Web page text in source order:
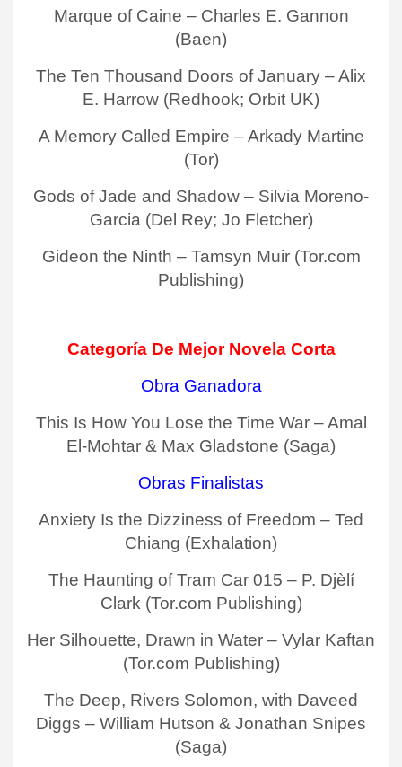
Marque of Caine – Charles E. Gannon
(Baen)
The Ten Thousand Doors of January – Alix
E. Harrow (Redhook; Orbit UK)
A Memory Called Empire – Arkady Martine
(Tor)
Gods of Jade and Shadow – Silvia Moreno-
Garcia (Del Rey; Jo Fletcher)
Gideon the Ninth – Tamsyn Muir (Tor.com
Publishing)
Categoría De Mejor Novela Corta
Obra Ganadora
This Is How You Lose the Time War – Amal
El-Mohtar & Max Gladstone (Saga)
Obras Finalistas
Anxiety Is the Dizziness of Freedom – Ted
Chiang (Exhalation)
The Haunting of Tram Car 015 – P. Djèlí
Clark (Tor.com Publishing)
Her Silhouette, Drawn in Water – Vylar Kaftan
(Tor.com Publishing)
The Deep, Rivers Solomon, with Daveed
Diggs – William Hutson & Jonathan Snipes
(Saga)